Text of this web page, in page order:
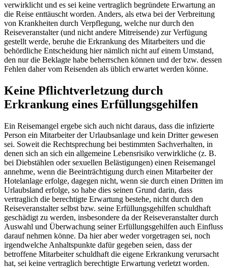
verwirklicht und es sei keine vertraglich begründete Erwartung an
die Reise enttäuscht worden. Anders, als etwa bei der Verbreitung
von Krankheiten durch Verpflegung, welche nur durch den
Reiseveranstalter (und nicht andere Mitreisende) zur Verfügung
gestellt werde, beruhe die Erkrankung des Mitarbeiters und die
behördliche Entscheidung hier nämlich nicht auf einem Umstand,
den nur die Beklagte habe beherrschen können und der bzw. dessen
Fehlen daher vom Reisenden als üblich erwartet werden könne.
Keine Pflichtverletzung durch
Erkrankung eines Erfüllungsgehilfen
Ein Reisemangel ergebe sich auch nicht daraus, dass die infizierte
Person ein Mitarbeiter der Urlaubsanlage und kein Dritter gewesen
sei. Soweit die Rechtsprechung bei bestimmten Sachverhalten, in
denen sich an sich ein allgemeine Lebensrisiko verwirkliche (z. B.
bei Diebstählen oder sexuellen Belästigungen) einen Reisemangel
annehme, wenn die Beeinträchtigung durch einen Mitarbeiter der
Hotelanlage erfolge, dagegen nicht, wenn sie durch einen Dritten im
Urlaubsland erfolge, so habe dies seinen Grund darin, dass
vertraglich die berechtigte Erwartung bestehe, nicht durch den
Reiseveranstalter selbst bzw. seine Erfüllungsgehilfen schuldhaft
geschädigt zu werden, insbesondere da der Reiseveranstalter durch
Auswahl und Überwachung seiner Erfüllungsgehilfen auch Einfluss
darauf nehmen könne. Da hier aber weder vorgetragen sei, noch
irgendwelche Anhaltspunkte dafür gegeben seien, dass der
betroffene Mitarbeiter schuldhaft die eigene Erkrankung verursacht
hat, sei keine vertraglich berechtigte Erwartung verletzt worden.